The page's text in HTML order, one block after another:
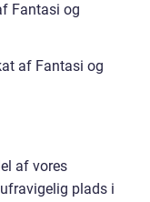
Fantasi og
af Fantasi og
af vores
plads i